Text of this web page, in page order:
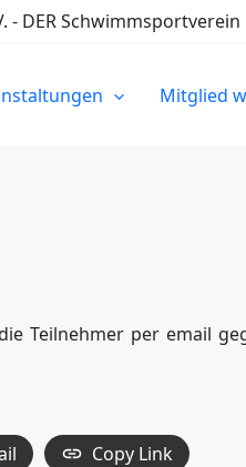
DER
Mitglied
Teilnehmer per email
Copy Link